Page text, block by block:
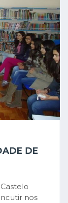
DE
nos